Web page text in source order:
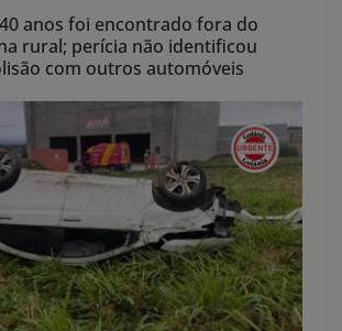
anos foi encontrado fora do
rural; perícia não identificou
com outros automóveis